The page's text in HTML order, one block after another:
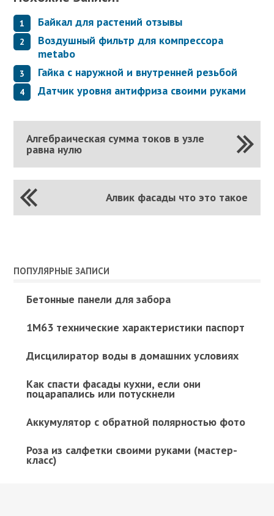
Байкал для растений отзывы
Воздушный фильтр для компрессора
metabo
Гайка с наружной и внутренней резьбой
Датчик уровня антифриза своими руками
Алгебраическая сумма токов в узле
равна нулю
Алвик фасады что это такое
ПОПУЛЯРНЫЕ ЗАПИСИ
Бетонные панели для забора
1М63 технические характеристики паспорт
Дисцилиратор воды в домашних условиях
Как спасти фасады кухни, если они
поцарапались или потускнели
Аккумулятор с обратной полярностью фото
Роза из салфетки своими руками (мастер-
класс)